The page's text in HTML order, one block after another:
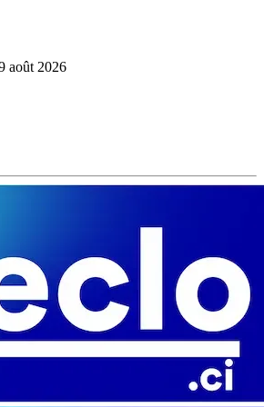
août 2026